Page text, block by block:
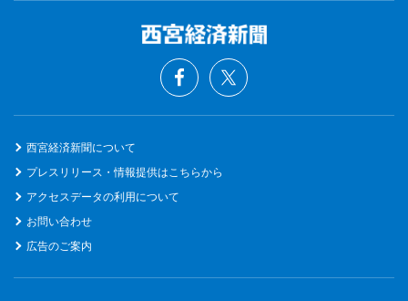
西宮経済新聞について
プレスリリース・情報提供はこちらから
アクセスデータの利用について
お問い合わせ
広告のご案内